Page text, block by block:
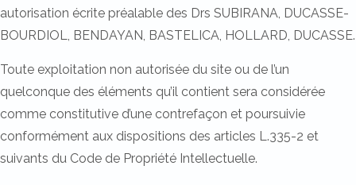
autorisation écrite préalable des Drs SUBIRANA, DUCASSE-
BOURDIOL, BENDAYAN, BASTELICA, HOLLARD, DUCASSE.
Toute exploitation non autorisée du site ou de l’un
quelconque des éléments qu’il contient sera considérée
comme constitutive d’une contrefaçon et poursuivie
conformément aux dispositions des articles L.335-2 et
suivants du Code de Propriété Intellectuelle.